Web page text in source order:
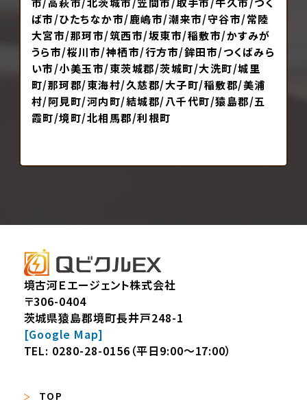
ば市/ひたちなか市/鹿嶋市/潮来市/守谷市/常陸
大宮市/那珂市/筑西市/坂東市/稲敷市/かすみが
うら市/桜川市/神栖市/行方市/鉾田市/つくばみら
い市/小美玉市/東茨城郡/茨城町/大洗町/城里
町/那珂郡/東海村/久慈郡/大子町/稲敷郡/美浦
村/阿見町/河内町/結城郡/八千代町/猿島郡/五
霞町/境町/北相馬郡/利根町
境古河Ｅエージェント株式会社
〒306-0404
茨城県猿島郡境町長井戸248-1
[Google Map]
TEL: 0280-28-0156 （平日9:00～17:00）
TOP